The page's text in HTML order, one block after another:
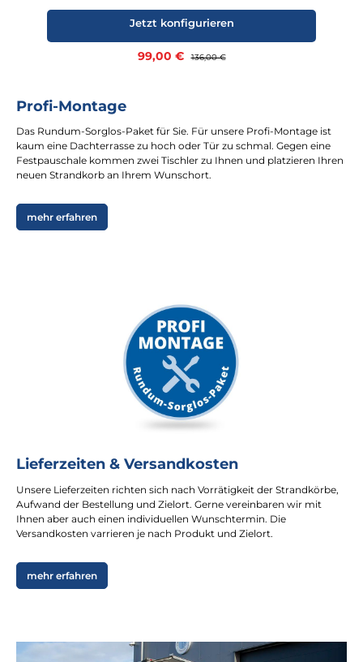
Verkaufspreis:
99,00 € Regulärer Preis:
136,00 €
Jetzt konfigurieren
Profi-Montage
Das Rundum-Sorglos-Paket für Sie. Für unsere Profi-Montage ist
kaum eine Dachterrasse zu hoch oder Tür zu schmal. Gegen eine
Festpauschale kommen zwei Tischler zu Ihnen und platzieren Ihren
neuen Strandkorb an Ihrem Wunschort.
mehr erfahren
Lieferzeiten & Versandkosten
Unsere Lieferzeiten richten sich nach Vorrätigkeit der Strandkörbe,
Aufwand der Bestellung und Zielort. Gerne vereinbaren wir mit
Ihnen aber auch einen individuellen Wunschtermin. Die
Versandkosten varrieren je nach Produkt und Zielort.
mehr erfahren